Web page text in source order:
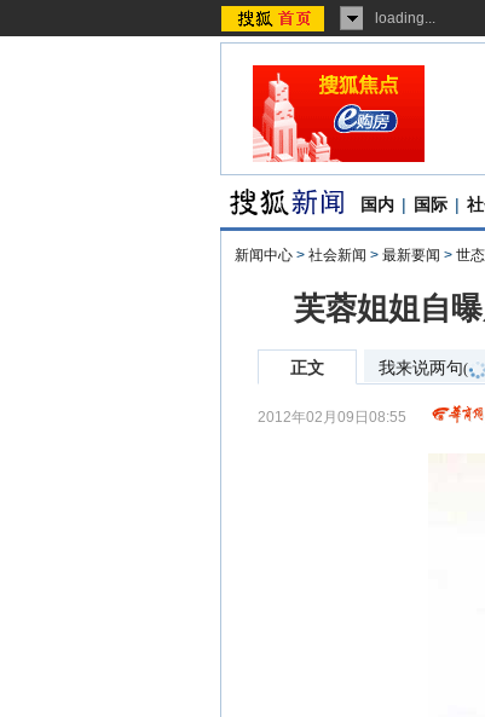
loading...
国内 | 国际 |
新闻中心 > 社会新闻 > 最新要闻 > 世
芙蓉姐姐自
正文 我来说两句(
2012年02月09日08:55